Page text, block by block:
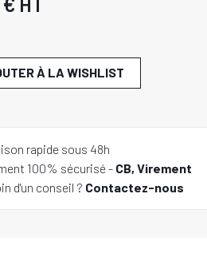
À LA WISHLIST
rapide sous 48h
100% sécurisé - CB, Virement
d'un conseil ? Contactez-nous